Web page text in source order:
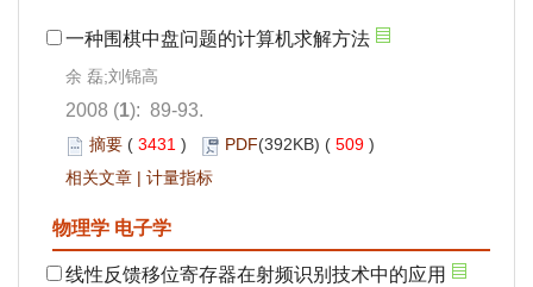
一种围棋中盘问题的计算机求解方法
余 磊;刘锦高
2008 (1): 89-93.
摘要 ( 3431 ) PDF(392KB) ( 509 )
相关文章 | 计量指标
物理学 电子学
线性反馈移位寄存器在射频识别技术中的应用